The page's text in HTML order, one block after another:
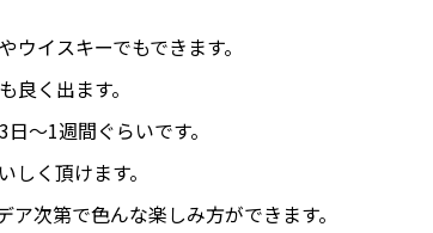
イスキーでもできます。
良く出ます。
～1週間ぐらいです。
く頂けます。
次第で色んな楽しみ方ができます。